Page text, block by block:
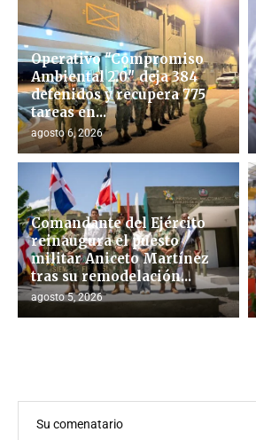
Operativo "Compromiso
Ambiental 2.0″ deja 384
detenidos y recupera 775
tareas en...
agosto 6, 2026
Comandante del Ejército
reinaugura el puesto
militar Aniceto Martínez
tras su remodelación...
agosto 5, 2026